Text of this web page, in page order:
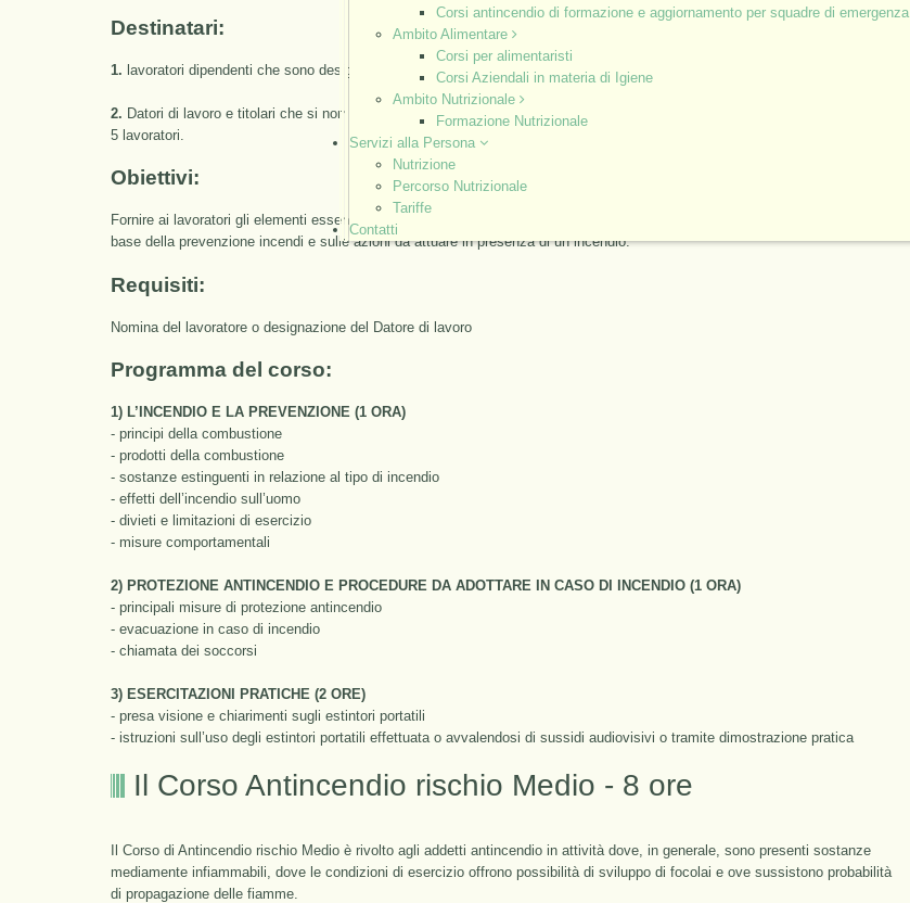
Corsi antincendio di formazione e aggiornamento per squadre di emergenza
Ambito Alimentare
Corsi per alimentaristi
Corsi Aziendali in materia di Igiene
Ambito Nutrizionale
Formazione Nutrizionale
Servizi alla Persona
Nutrizione
Percorso Nutrizionale
Tariffe
Contatti
Destinatari:
1. lavoratori dipendenti che sono designati alla lotta antincendio per le aziende a Basso Rischio.
2. Datori di lavoro e titolari che si nominano direttamente responsabili della lotta antincendio in aziende che non hanno più di
5 lavoratori.
Obiettivi:
Fornire ai lavoratori gli elementi essenziali per una corretta gestione delle situazioni di emergenza, nonché sui principi di
base della prevenzione incendi e sulle azioni da attuare in presenza di un incendio.
Requisiti:
Nomina del lavoratore o designazione del Datore di lavoro
Programma del corso:
1) L’INCENDIO E LA PREVENZIONE (1 ORA)
- principi della combustione
- prodotti della combustione
- sostanze estinguenti in relazione al tipo di incendio
- effetti dell’incendio sull’uomo
- divieti e limitazioni di esercizio
- misure comportamentali
2) PROTEZIONE ANTINCENDIO E PROCEDURE DA ADOTTARE IN CASO DI INCENDIO (1 ORA)
- principali misure di protezione antincendio
- evacuazione in caso di incendio
- chiamata dei soccorsi
3) ESERCITAZIONI PRATICHE (2 ORE)
- presa visione e chiarimenti sugli estintori portatili
- istruzioni sull’uso degli estintori portatili effettuata o avvalendosi di sussidi audiovisivi o tramite dimostrazione pratica
Il Corso Antincendio rischio Medio - 8 ore
Il Corso di Antincendio rischio Medio è rivolto agli addetti antincendio in attività dove, in generale, sono presenti sostanze
mediamente infiammabili, dove le condizioni di esercizio offrono possibilità di sviluppo di focolai e ove sussistono probabilità
di propagazione delle fiamme.